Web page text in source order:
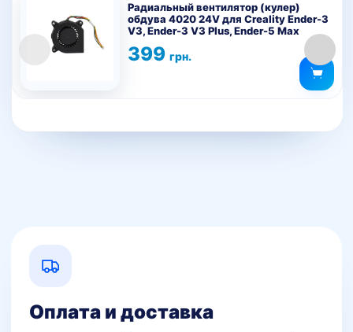
Радиальный вентилятор (кулер)
обдува 4020 24V для Creality Ender-3
V3, Ender-3 V3 Plus, Ender-5 Max
399 грн.
Оплата и доставка